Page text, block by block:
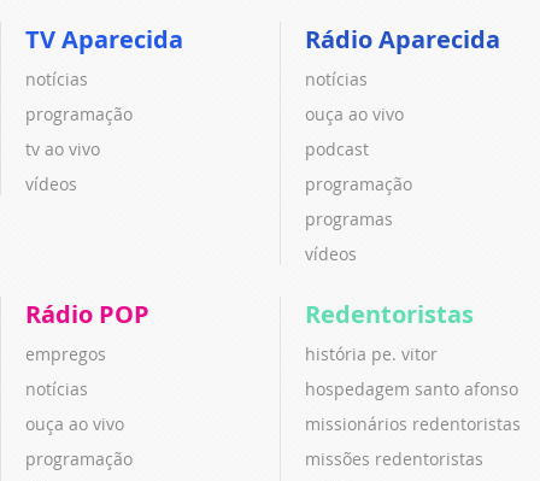
TV Aparecida
notícias
programação
tv ao vivo
vídeos
Rádio Aparecida
notícias
ouça ao vivo
podcast
programação
programas
vídeos
Rádio POP
empregos
notícias
ouça ao vivo
programação
Redentoristas
história pe. vitor
hospedagem santo afonso
missionários redentoristas
missões redentoristas